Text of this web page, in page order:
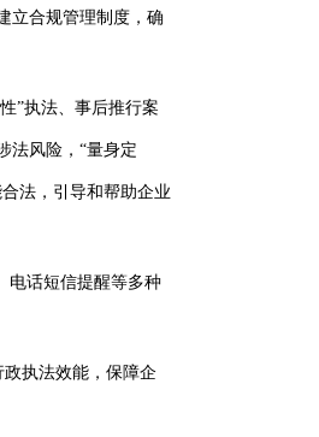
立合规管理制度，确
”执法、事后推行案
法风险，“量身定
法，引导和帮助企业
话短信提醒等多种
执法效能，保障企